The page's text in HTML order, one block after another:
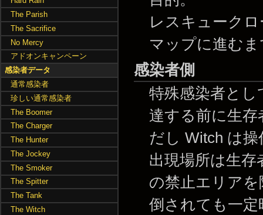
レスキューク
マップに進む
感染者側
特殊感染者とし
達する前に生
だし Witch は
出現場所は生
の禁止エリア
倒されても一
The Parish
The Sacrifice
No Mercy
アドオンキャンペーン
感染者データ
通常感染者
珍しい通常感染者
The Boomer
The Charger
The Hunter
The Jockey
The Smoker
The Spitter
The Tank
The Witch